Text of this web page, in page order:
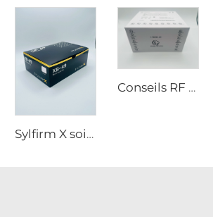
Sylfirm X soins de la peau par microneedling rf embouts Sylfirm X XB-49
Conseils RF pixel8